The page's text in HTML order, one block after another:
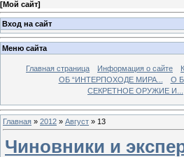
[Мой сайт]
Вход на сайт
Меню сайта
Главная страница Информация о сайте
ОБ “ИНТЕРПОХОДЕ МИРА...
О Б
СЕКРЕТНОЕ ОРУЖИЕ И...
Главная » 2012 » Август » 13
Чиновники и